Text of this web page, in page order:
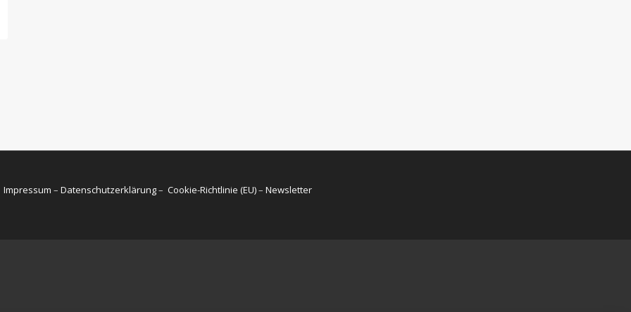
Impressum – Datenschutzerklärung– Cookie-Richtlinie (EU)– Newsletter